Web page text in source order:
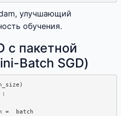
улучшающий
обучения.
с пакетной
Batch SGD)
:
=  batch